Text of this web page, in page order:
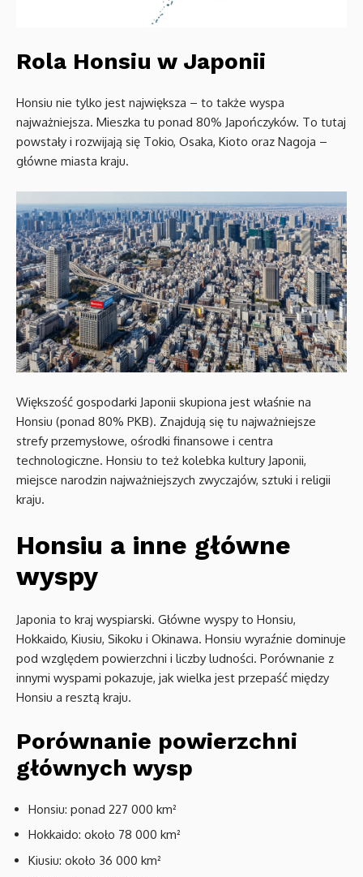
Rola Honsiu w Japonii
Honsiu nie tylko jest największa – to także wyspa
najważniejsza. Mieszka tu ponad 80% Japończyków. To tutaj
powstały i rozwijają się Tokio, Osaka, Kioto oraz Nagoja –
główne miasta kraju.
Większość gospodarki Japonii skupiona jest właśnie na
Honsiu (ponad 80% PKB). Znajdują się tu najważniejsze
strefy przemysłowe, ośrodki finansowe i centra
technologiczne. Honsiu to też kolebka kultury Japonii,
miejsce narodzin najważniejszych zwyczajów, sztuki i religii
kraju.
Honsiu a inne główne
wyspy
Japonia to kraj wyspiarski. Główne wyspy to Honsiu,
Hokkaido, Kiusiu, Sikoku i Okinawa. Honsiu wyraźnie dominuje
pod względem powierzchni i liczby ludności. Porównanie z
innymi wyspami pokazuje, jak wielka jest przepaść między
Honsiu a resztą kraju.
Porównanie powierzchni
głównych wysp
Honsiu: ponad 227 000 km²
Hokkaido: około 78 000 km²
Kiusiu: około 36 000 km²